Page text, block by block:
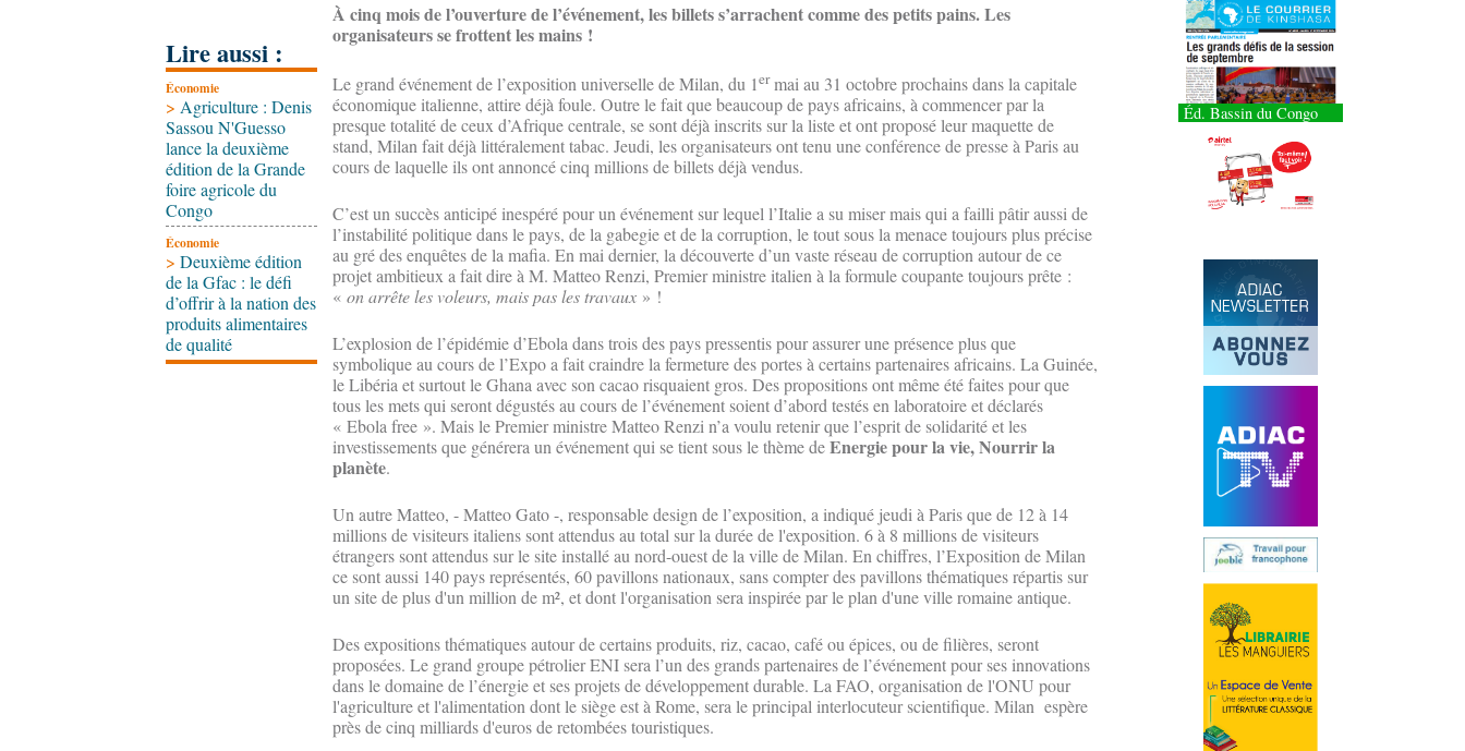
Lire aussi :
Économie
> Agriculture : Denis
Sassou N'Guesso
lance la deuxième
édition de la Grande
foire agricole du
Congo
Économie
> Deuxième édition
de la Gfac : le défi
d’offrir à la nation des
produits alimentaires
de qualité
À cinq mois de l’ouverture de l’événement, les billets s’arrachent comme des petits pains. Les
organisateurs se frottent les mains !
Le grand événement de l’exposition universelle de Milan, du 1ermai au 31 octobre prochains dans la capitale
économique italienne, attire déjà foule. Outre le fait que beaucoup de pays africains, à commencer par la
presque totalité de ceux d’Afrique centrale, se sont déjà inscrits sur la liste et ont proposé leur maquette de
stand, Milan fait déjà littéralement tabac. Jeudi, les organisateurs ont tenu une conférence de presse à Paris au
cours de laquelle ils ont annoncé cinq millions de billets déjà vendus.
C’est un succès anticipé inespéré pour un événement sur lequel l’Italie a su miser mais qui a failli pâtir aussi de
l’instabilité politique dans le pays, de la gabegie et de la corruption, le tout sous la menace toujours plus précise
au gré des enquêtes de la mafia. En mai dernier, la découverte d’un vaste réseau de corruption autour de ce
projet ambitieux a fait dire à M. Matteo Renzi, Premier ministre italien à la formule coupante toujours prête :
« on arrête les voleurs, mais pas les travaux » !
L’explosion de l’épidémie d’Ebola dans trois des pays pressentis pour assurer une présence plus que
symbolique au cours de l’Expo a fait craindre la fermeture des portes à certains partenaires africains. La Guinée,
le Libéria et surtout le Ghana avec son cacao risquaient gros. Des propositions ont même été faites pour que
tous les mets qui seront dégustés au cours de l’événement soient d’abord testés en laboratoire et déclarés
« Ebola free ». Mais le Premier ministre Matteo Renzi n’a voulu retenir que l’esprit de solidarité et les
investissements que générera un événement qui se tient sous le thème deEnergie pour la vie, Nourrir la
planète.
Un autre Matteo, - Matteo Gato -, responsable design de l’exposition, a indiqué jeudi à Paris que de 12 à 14
millions de visiteurs italiens sont attendus au total sur la durée de l'exposition. 6 à 8 millions de visiteurs
étrangers sont attendus sur le site installé au nord-ouest de la ville de Milan. En chiffres, l’Exposition de Milan
ce sont aussi 140 pays représentés, 60 pavillons nationaux, sans compter des pavillons thématiques répartis sur
un site de plus d'un million de m², et dont l'organisation sera inspirée par le plan d'une ville romaine antique.
Des expositions thématiques autour de certains produits, riz, cacao, café ou épices, ou de filières, seront
proposées. Le grand groupe pétrolier ENI sera l’un des grands partenaires de l’événement pour ses innovations
dans le domaine de l’énergie et ses projets de développement durable. La FAO, organisation de l'ONU pour
l'agriculture et l'alimentation dont le siège est à Rome, sera le principal interlocuteur scientifique. Milan espère
près de cinq milliards d'euros de retombées touristiques.
Éd. Bassin du Congo